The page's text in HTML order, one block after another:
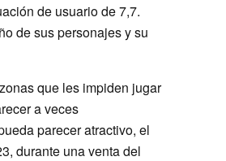
de usuario de 7,7.
de sus personajes y su
que les impiden jugar
a veces
parecer atractivo, el
durante una venta del